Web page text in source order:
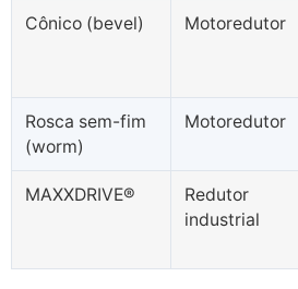
Cônico (bevel) Motoredutor
Rosca sem-fim
(worm)
Motoredutor
MAXXDRIVE®
Redutor
industrial